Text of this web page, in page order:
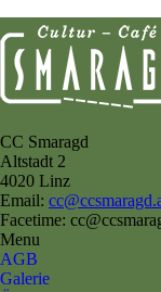
CC Smaragd
Altstadt 2
4020 Linz
Email:
Facetime:
Menu
AGB
Galerie